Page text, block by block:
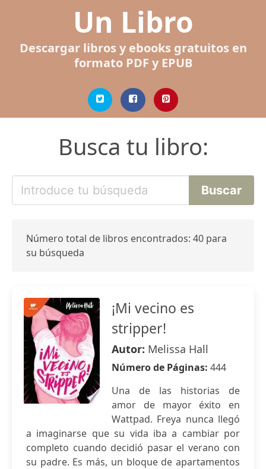
Un Libro
Descargar libros y ebooks gratuitos en
formato PDF y EPUB
Busca tu libro:
Número total de libros encontrados: 40 para
su búsqueda
¡Mi vecino es
stripper!
Autor: Melissa Hall
Número de Páginas: 444
Una de las historias de
amor de mayor éxito en
Wattpad. Freya nunca llegó
a imaginarse que su vida iba a cambiar por
completo cuando decidió pasar el verano con
su padre. Es más, un bloque de apartamentos